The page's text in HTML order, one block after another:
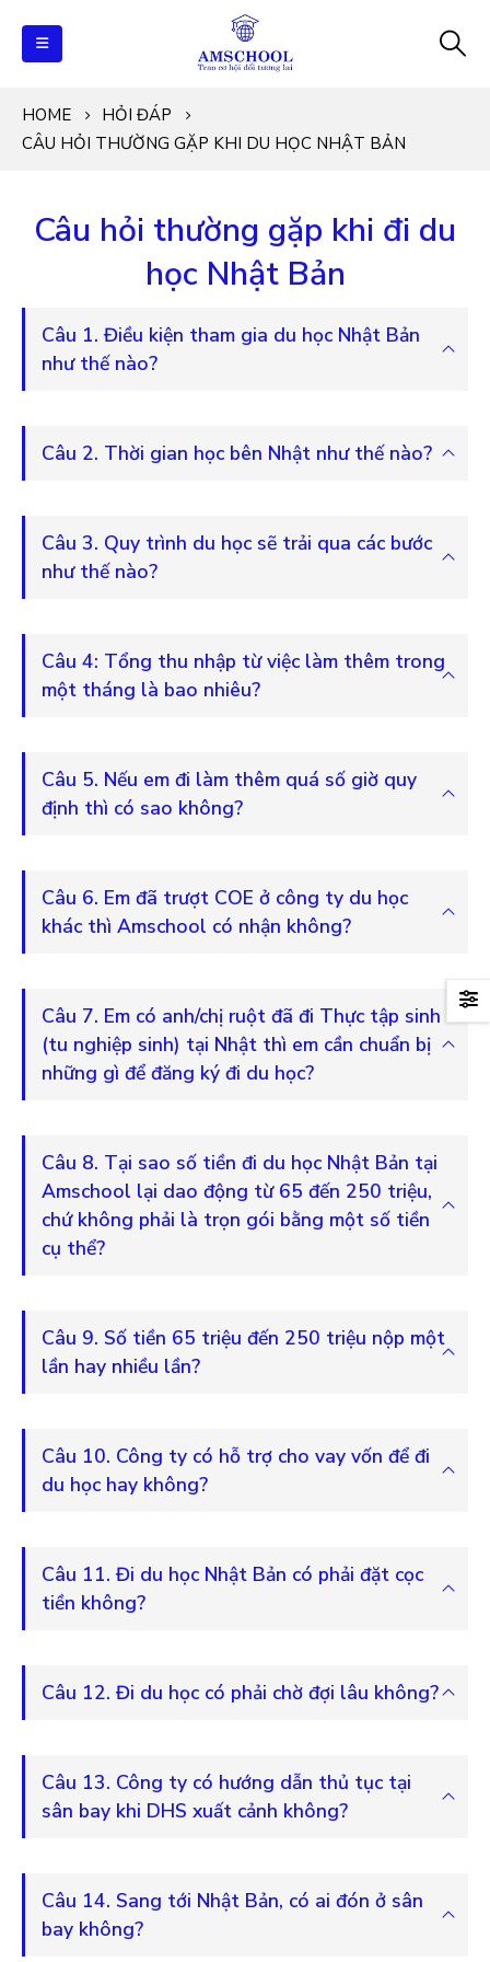
HOME
HỎI ĐÁP
CÂU HỎI THƯỜNG GẶP KHI DU HỌC NHẬT BẢN
Câu hỏi thường gặp khi đi du
học Nhật Bản
Câu 1. Điều kiện tham gia du học Nhật Bản
như thế nào?
Câu 2. Thời gian học bên Nhật như thế nào?
Câu 3. Quy trình du học sẽ trải qua các bước
như thế nào?
Câu 4: Tổng thu nhập từ việc làm thêm trong
một tháng là bao nhiêu?
Câu 5. Nếu em đi làm thêm quá số giờ quy
định thì có sao không?
Câu 6. Em đã trượt COE ở công ty du học
khác thì Amschool có nhận không?
Câu 7. Em có anh/chị ruột đã đi Thực tập sinh
(tu nghiệp sinh) tại Nhật thì em cần chuẩn bị
những gì để đăng ký đi du học?
Câu 8. Tại sao số tiền đi du học Nhật Bản tại
Amschool lại dao động từ 65 đến 250 triệu,
chứ không phải là trọn gói bằng một số tiền
cụ thể?
Câu 9. Số tiền 65 triệu đến 250 triệu nộp một
lần hay nhiều lần?
Câu 10. Công ty có hỗ trợ cho vay vốn để đi
du học hay không?
Câu 11. Đi du học Nhật Bản có phải đặt cọc
tiền không?
Câu 12. Đi du học có phải chờ đợi lâu không?
Câu 13. Công ty có hướng dẫn thủ tục tại
sân bay khi DHS xuất cảnh không?
Câu 14. Sang tới Nhật Bản, có ai đón ở sân
bay không?